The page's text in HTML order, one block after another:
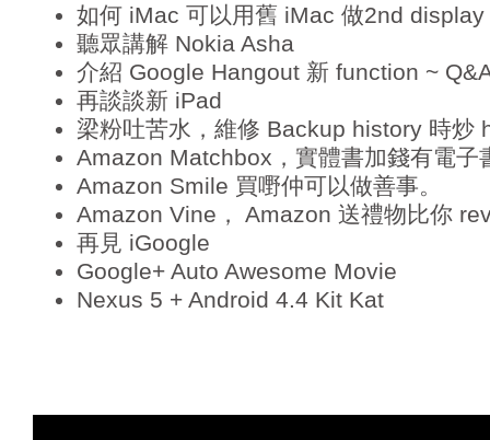
如何 iMac 可以用舊 iMac 做2nd display
聽眾講解 Nokia Asha
介紹 Google Hangout 新 function ~
再談談新 iPad
梁粉吐苦水，維修 Backup history 時炒
Amazon Matchbox，實體書加錢有電子
Amazon Smile 買嘢仲可以做善事。
Amazon Vine， Amazon 送禮物比你
再見 iGoogle
Google+ Auto Awesome Movie
Nexus 5 + Android 4.4 Kit Kat